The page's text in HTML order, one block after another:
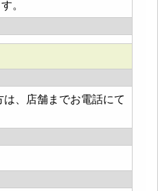
。
、店舗までお電話にて